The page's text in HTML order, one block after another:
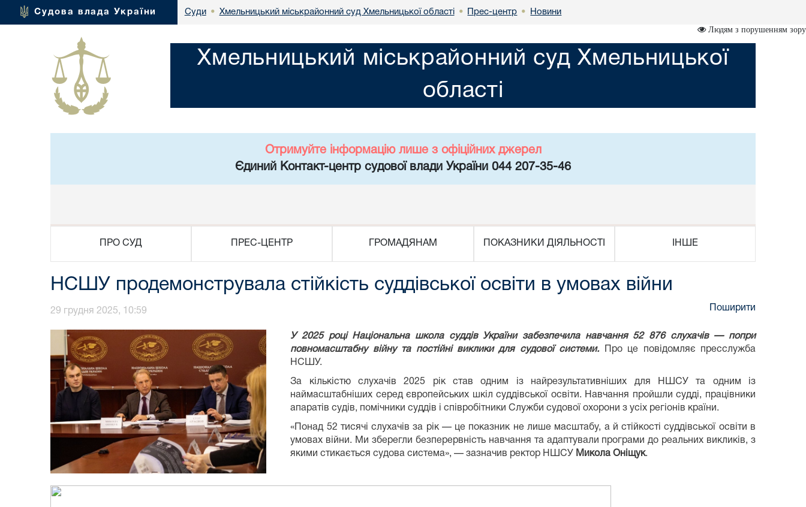
Судова влада України Суди • Хмельницький міськрайонний суд Хмельницької області • Прес-центр • Новини
Людям з порушенням зору
Хмельницький міськрайонний суд Хмельницької
області
Отримуйте інформацію лише з офіційних джерел
Єдиний Контакт-центр судової влади України 044 207-35-46
ПРО СУД ПРЕС-ЦЕНТР ГРОМАДЯНАМ ПОКАЗНИКИ ДІЯЛЬНОСТІ ІНШЕ
НСШУ продемонструвала стійкість суддівської освіти в умовах війни
29 грудня 2025, 10:59 Поширити
У 2025 році Національна школа суддів України забезпечила навчання 52 876 слухачів — попри
повномасштабну війну та постійні виклики для судової системи.
Про це повідомляє пресслужба
НСШУ.
За кількістю слухачів 2025 рік ставодним із найрезультативніших для НШСУ та одним із
наймасштабніших серед європейських шкіл суддівської освіти. Навчання пройшли судді, працівники
апаратів судів, помічники суддів і співробітники Служби судової охорони з усіх регіонів країни.
«Понад 52 тисячі слухачів за рік — це показник не лише масштабу, а й стійкості суддівської освіти в
умовах війни. Ми зберегли безперервність навчання та адаптували програми до реальних викликів, з
якими стикається судова система», — зазначив ректор НШСУ Микола Оніщук.